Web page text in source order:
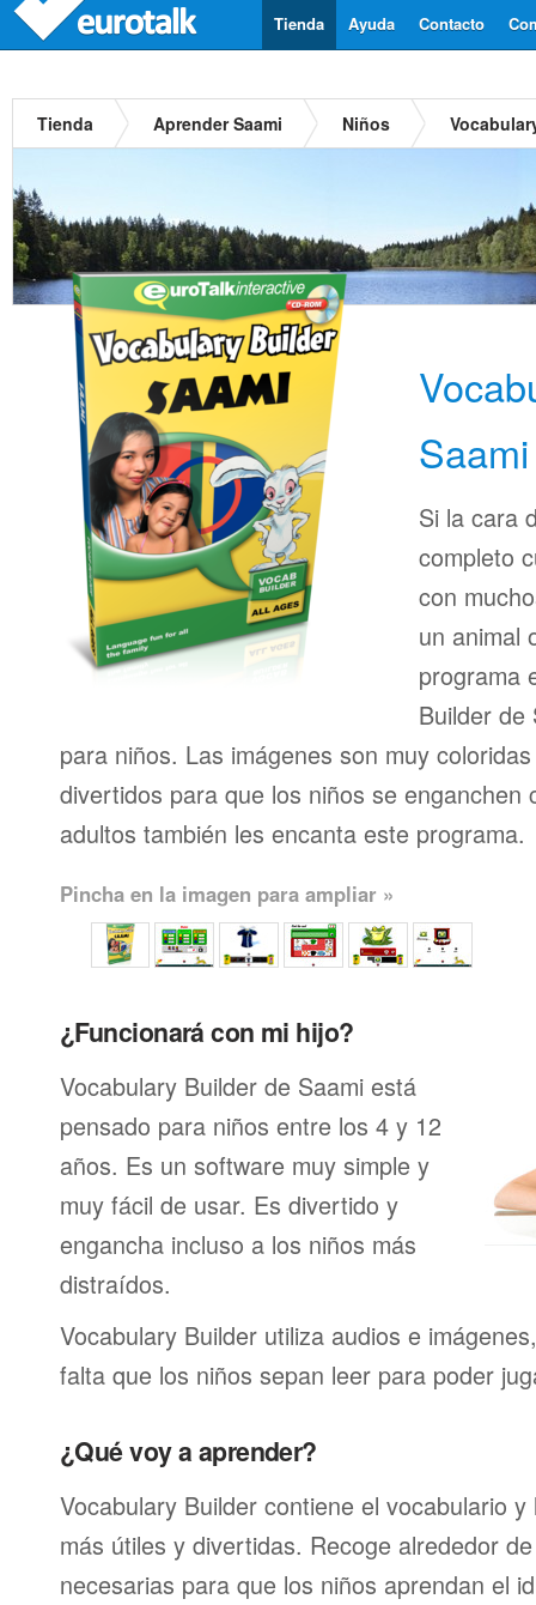
Contacto
Ayuda
Tienda
Tienda Aprender Saami Niños
Saami
Si la cara
completo
con
un animal
programa
Builder de
para niños. Las imágenes son muy
divertidos para que los niños se enganchen
adultos también les encanta este programa.
Pincha en la imagen para ampliar »
¿Funcionará con mi hijo?
Vocabulary Builder de Saami está
pensado para niños entre los 4 y 12
años. Es un software muy simple y
muy fácil de usar. Es divertido y
engancha incluso a los niños más
distraídos.
Vocabulary Builder utiliza audios e
falta que los niños sepan leer para poder
¿Qué voy a aprender?
Vocabulary Builder contiene el vocabulario
más útiles y divertidas. Recoge alrededor
necesarias para que los niños aprendan el